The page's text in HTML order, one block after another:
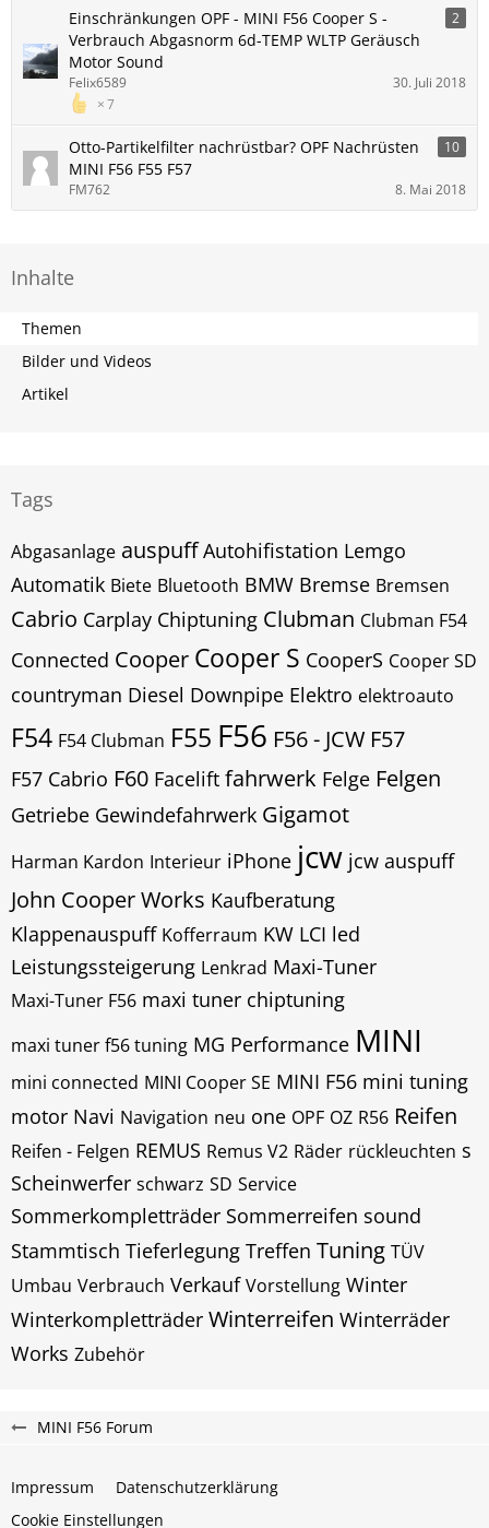
Einschränkungen OPF - MINI F56 Cooper S -
Verbrauch Abgasnorm 6d-TEMP WLTP Geräusch
Motor Sound
2
7
Felix6589 30. Juli 2018
Otto-Partikelfilter nachrüstbar? OPF Nachrüsten
MINI F56 F55 F57
10
FM762 8. Mai 2018
Inhalte
Themen
Bilder und Videos
Artikel
Tags
Abgasanlage auspuff Autohifistation Lemgo
Automatik Biete Bluetooth BMW Bremse Bremsen
Cabrio Carplay Chiptuning Clubman Clubman F54
Connected Cooper Cooper S CooperS Cooper SD
countryman Diesel Downpipe Elektro elektroauto
F54 F54 Clubman F55 F56 F56 - JCW F57
F57 Cabrio F60 Facelift fahrwerk Felge Felgen
Getriebe Gewindefahrwerk Gigamot
Harman Kardon Interieur iPhone jcw jcw auspuff
John Cooper Works Kaufberatung
Klappenauspuff Kofferraum KW LCI led
Leistungssteigerung Lenkrad Maxi-Tuner
Maxi-Tuner F56 maxi tuner chiptuning
maxi tuner f56 tuning MG Performance MINI
mini connected MINI Cooper SE MINI F56 mini tuning
motor Navi Navigation neu one OPF OZ R56 Reifen
Reifen - Felgen REMUS Remus V2 Räder rückleuchten s
Scheinwerfer schwarz SD Service
Sommerkompletträder Sommerreifen sound
Stammtisch Tieferlegung Treffen Tuning TÜV
Umbau Verbrauch Verkauf Vorstellung Winter
Winterkompletträder Winterreifen Winterräder
Works Zubehör
MINI F56 Forum
Impressum
Datenschutzerklärung
Cookie Einstellungen